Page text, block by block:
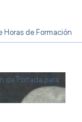
Horas de Formación
de Portada para